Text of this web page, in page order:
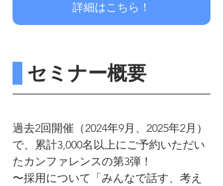
詳細はこちら！
セミナー概要
過去2回開催（2024年9月、2025年2月）
で、累計3,000名以上にご予約いただい
たカンファレンスの第3弾！
〜採用について「みんなで話す、考え